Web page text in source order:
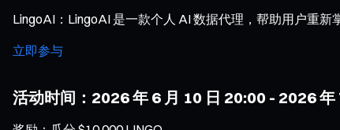
LingoAI：LingoAI 是一款个人 AI 数据代理，帮助用户重新
立即参与
活动时间：2026 年 6 月 10 日 20:00 - 2026 年